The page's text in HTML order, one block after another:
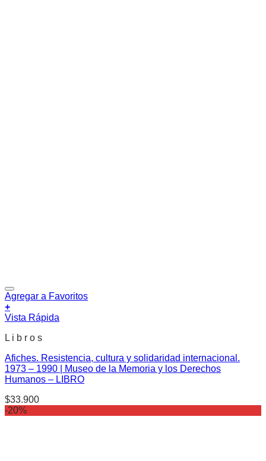
Agregar a Favoritos
+
Vista Rápida
L i b r o s
Afiches. Resistencia, cultura y solidaridad internacional.
1973 – 1990 | Museo de la Memoria y los Derechos
Humanos – LIBRO
$33.900
-20%